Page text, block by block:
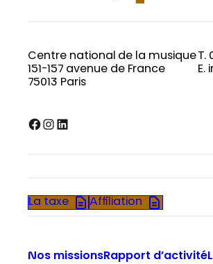
Centre national de la musique
151-157 avenue de France
75013 Paris
T.
E.
Facebook InstagramLinkedIn
La taxe Affiliation
Nos missionsRapport d’activité